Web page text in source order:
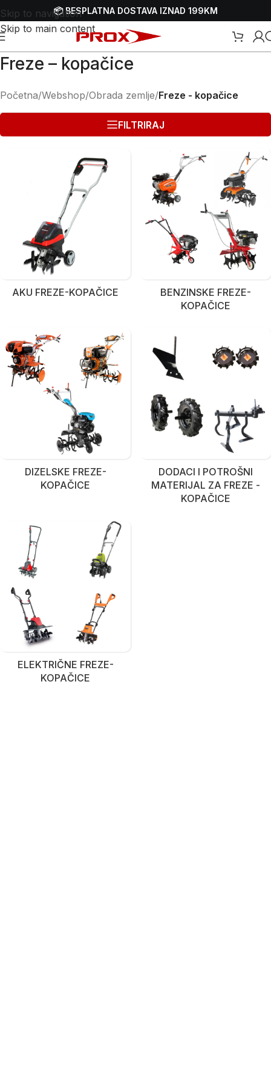
Skip to navigation
Skip to main content
📦 BESPLATNA DOSTAVA IZNAD 199KM
Freze – kopačice
Početna/Webshop/Obrada zemlje/Freze - kopačice
FILTRIRAJ
AKU FREZE-KOPAČICE
BENZINSKE FREZE-
KOPAČICE
DIZELSKE FREZE-
KOPAČICE
DODACI I POTROŠNI
MATERIJAL ZA FREZE -
KOPAČICE
ELEKTRIČNE FREZE-
KOPAČICE